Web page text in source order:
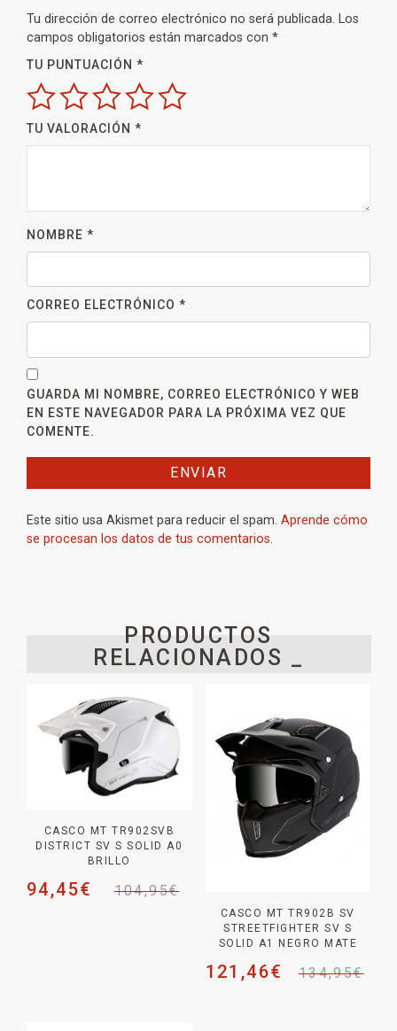
Tu dirección de correo electrónico no será publicada. Los
campos obligatorios están marcados con *
TU PUNTUACIÓN *
TU VALORACIÓN *
NOMBRE *
CORREO ELECTRÓNICO *
GUARDA MI NOMBRE, CORREO ELECTRÓNICO Y WEB
EN ESTE NAVEGADOR PARA LA PRÓXIMA VEZ QUE
COMENTE.
Este sitio usa Akismet para reducir el spam. Aprende cómo
se procesan los datos de tus comentarios.
PRODUCTOS
RELACIONADOS _
CASCO MT TR902SVB
DISTRICT SV S SOLID A0
BRILLO
104,95€
94,45€
CASCO MT TR902B SV
STREETFIGHTER SV S
SOLID A1 NEGRO MATE
134,95€
121,46€